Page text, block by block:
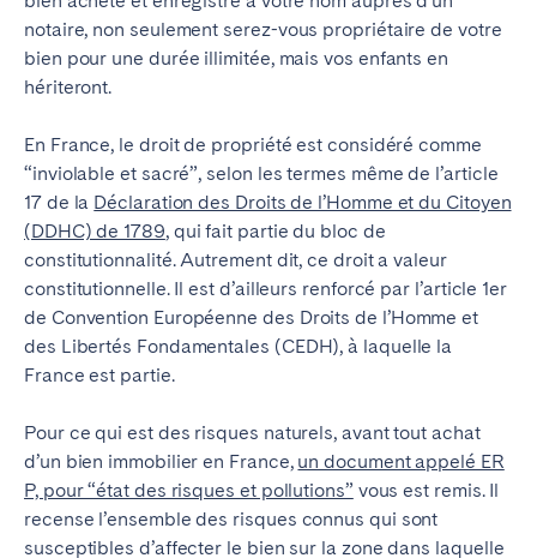
notaire, non seulement serez-vous propriétaire de votre
bien pour une durée illimitée, mais vos enfants en
hériteront.
En France, le droit de propriété est considéré comme
“inviolable et sacré”, selon les termes même de l’article
17 de la Déclaration des Droits de l’Homme et du Citoyen
(DDHC) de 1789, qui fait partie du bloc de
constitutionnalité. Autrement dit, ce droit a valeur
constitutionnelle. Il est d’ailleurs renforcé par l’article 1er
de Convention Européenne des Droits de l’Homme et
des Libertés Fondamentales (CEDH), à laquelle la
France est partie.
Pour ce qui est des risques naturels, avant tout achat
d’un bien immobilier en France, un document appelé ER
P, pour “état des risques et pollutions” vous est remis. Il
recense l’ensemble des risques connus qui sont
susceptibles d’affecter le bien sur la zone dans laquelle